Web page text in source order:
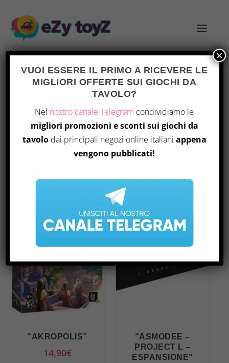
Home/ Prodotto Language / Francese
Visualizzazione di 1-9 di 45 risultati
“AKROPOLIS”
14,90€
“ASMODEE –
PROJECT L –
ESPANSIONE”
VUOI ESSERE IL PRIMO A RICEVERE LE
MIGLIORI OFFERTE SUI GIOCHI DA
TAVOLO?
Nel nostro canale Telegram condividiamo le
migliori promozioni e sconti sui giochi da
tavolo dai principali negozi online italiani appena
vengono pubblicati!
×